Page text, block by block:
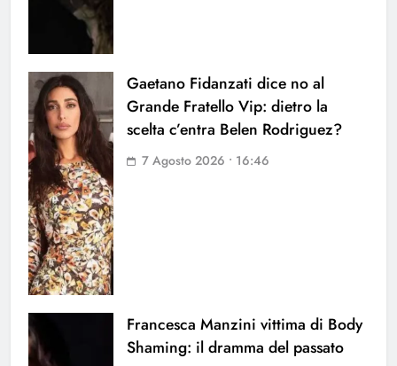
Gaetano Fidanzati dice no al
Grande Fratello Vip: dietro la
scelta c’entra Belen Rodriguez?
7 Agosto 2026 • 16:46
Francesca Manzini vittima di Body
Shaming: il dramma del passato